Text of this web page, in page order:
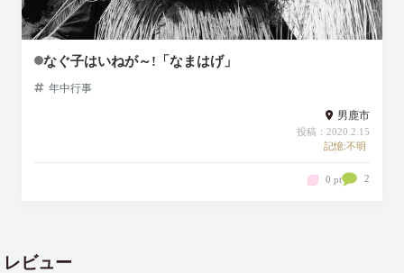
なぐ子はいねが～!「なまはげ」
年中行事
男鹿市
投稿：2020.2.15
記憶:不明
0 pt 2
レビュー